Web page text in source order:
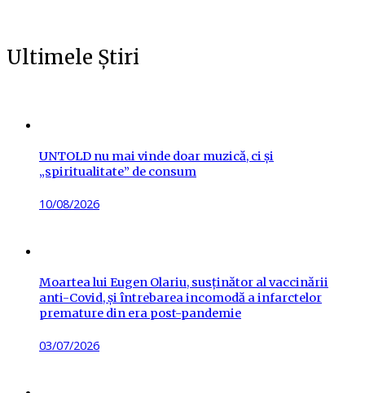
Ultimele Știri
UNTOLD nu mai vinde doar muzică, ci și
„spiritualitate” de consum
Posted
10/08/2026
Moartea lui Eugen Olariu, susținător al vaccinării
anti-Covid, și întrebarea incomodă a infarctelor
premature din era post-pandemie
Posted
03/07/2026